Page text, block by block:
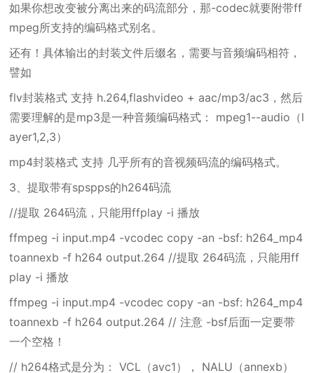
如果你想改变被分离出来的码流部分，那-codec就要附带ff
mpeg所支持的编码格式别名。
还有！具体输出的封装文件后缀名，需要与音频编码相符，
譬如
flv封装格式 支持 h.264,flashvideo + aac/mp3/ac3，然后
需要理解的是mp3是一种音频编码格式： mpeg1--audio（l
ayer1,2,3）
mp4封装格式 支持 几乎所有的音视频码流的编码格式。
3、提取带有spspps的h264码流
//提取 264码流，只能用ffplay -i 播放
ffmpeg -i input.mp4 -vcodec copy -an -bsf: h264_mp4
toannexb -f h264 output.264 //提取 264码流，只能用ff
play -i 播放
ffmpeg -i input.mp4 -vcodec copy -an -bsf: h264_mp4
toannexb -f h264 output.264 // 注意 -bsf后面一定要带
一个空格！
// h264格式是分为： VCL（avc1）， NALU（annexb）